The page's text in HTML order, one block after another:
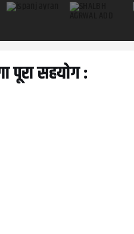
पूरा सहयोग :